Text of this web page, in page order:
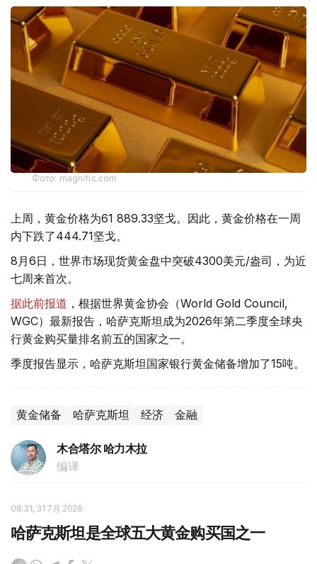
Фото: magnific.com
上周，黄金价格为61 889.33坚戈。因此，黄金价格在一周
内下跌了444.71坚戈。
8月6日，世界市场现货黄金盘中突破4300美元/盎司，为近
七周来首次。
据此前报道 ，根据世界黄金协会（World Gold Council,
WGC）最新报告，哈萨克斯坦成为2026年第二季度全球央
行黄金购买量排名前五的国家之一。
季度报告显示，哈萨克斯坦国家银行黄金储备增加了15吨。
黄金储备 哈萨克斯坦 经济 金融
木合塔尔 哈力木拉
编译
08:31, 31 7月 2026
哈萨克斯坦是全球五大黄金购买国之一